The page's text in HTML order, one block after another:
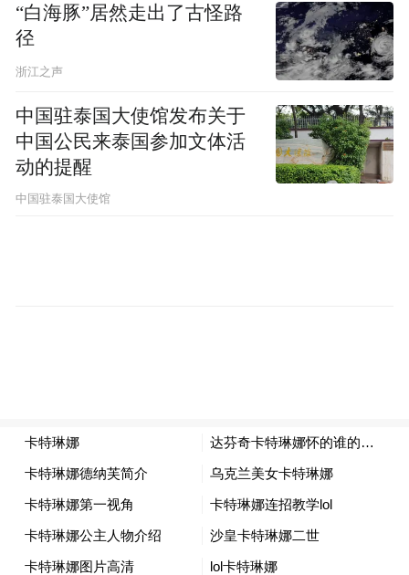
SchoolofComputerScienceandTechnology
考试要求
本科：TOEFL纸考：525，机考：197，网
考：71，雅思：6
研究生：TOEFL纸考：550，机考：213，网
“白海豚”居然走出了古怪路
径
浙江之声
中国驻泰国大使馆发布关于
中国公民来泰国参加文体活
动的提醒
中国驻泰国大使馆